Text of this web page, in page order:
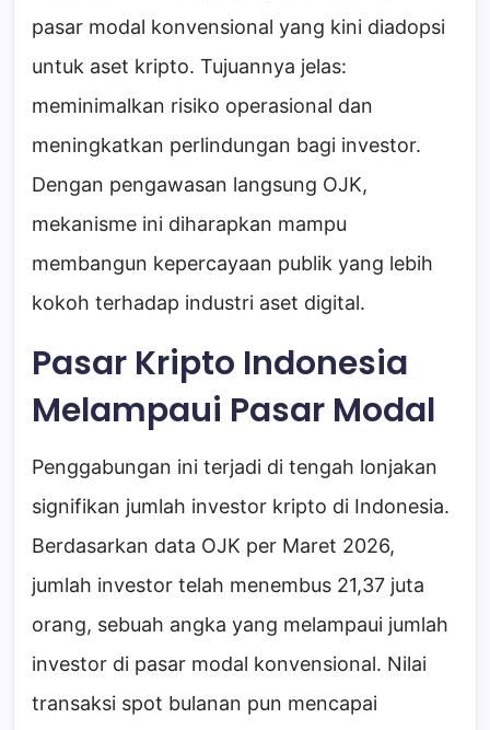
pasar modal konvensional yang kini diadopsi
untuk aset kripto. Tujuannya jelas:
meminimalkan risiko operasional dan
meningkatkan perlindungan bagi investor.
Dengan pengawasan langsung OJK,
mekanisme ini diharapkan mampu
membangun kepercayaan publik yang lebih
kokoh terhadap industri aset digital.
Pasar Kripto Indonesia
Melampaui Pasar Modal
Penggabungan ini terjadi di tengah lonjakan
signifikan jumlah investor kripto di Indonesia.
Berdasarkan data OJK per Maret 2026,
jumlah investor telah menembus 21,37 juta
orang, sebuah angka yang melampaui jumlah
investor di pasar modal konvensional. Nilai
transaksi spot bulanan pun mencapai